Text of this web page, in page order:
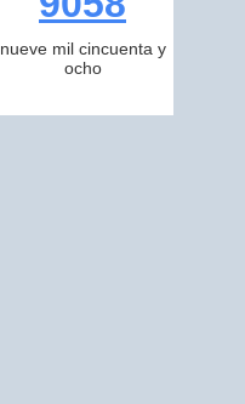
nueve mil cincuenta y
ocho